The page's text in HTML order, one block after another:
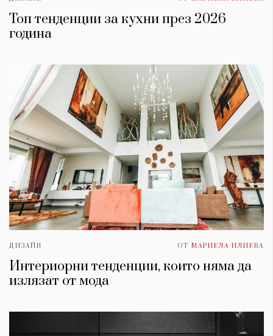
Топ тенденции за кухни през 2026
година
ДИЗАЙН ОТ МАРИЕЛА ИЛИЕВА
Интериорни тенденции, които няма да
излязат от мода